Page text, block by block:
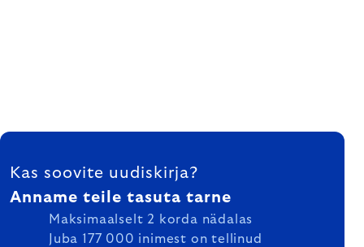
FOOTER
Kas soovite uudiskirja?
Anname teile tasuta tarne
Maksimaalselt 2 korda nädalas
Juba 177 000 inimest on tellinud